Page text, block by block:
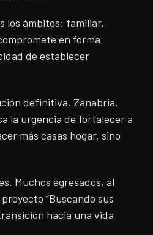
los ámbitos: familiar,
en forma
de establecer
definitiva. Zanabria,
la urgencia de fortalecer a
más casas hogar, sino
Muchos egresados, al
“Buscando sus
hacia una vida